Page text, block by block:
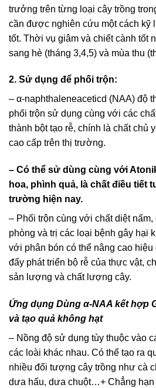
trưởng trên từng loại cây trồng
cần được nghiên cứu một cách kỹ
tốt. Thời vụ giâm và chiết cành tốt
sang hè (tháng 3,4,5) và mùa thu
2. Sử dụng để phối trộn:
– α-naphthaleneaceticd (NAA) độ
phối trộn sử dụng cùng với các
thành bột tạo rễ, chính là chất chủ
cao cấp trên thị trường.
– Có thể sử dùng cùng với
hoa, phình quả, là chất điều tiết
trường hiện nay.
– Phối trộn cùng với chất diệt
phòng và trị các loại bệnh gây hại
với phân bón có thể nâng cao
đẩy phát triển bộ rễ của thực vật,
sản lượng và chất lượng cây.
Ứng dụng Dùng α-NAA kết hợp
và tạo quả không hạt
– Nồng độ sử dụng tùy thuộc vào
các loài khác nhau. Có thể tạo ra
nhiều đối tượng cây trồng như cà
dưa hấu, dưa chuột…+ Chẳng hạn